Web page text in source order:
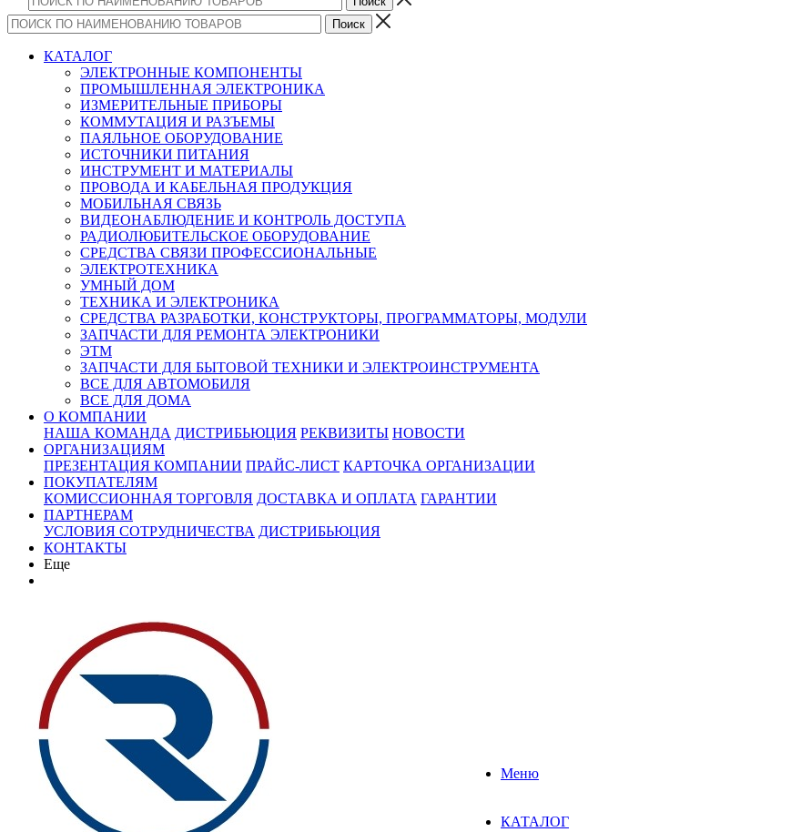
КАТАЛОГ
ЭЛЕКТРОННЫЕ КОМПОНЕНТЫ
ПРОМЫШЛЕННАЯ ЭЛЕКТРОНИКА
ИЗМЕРИТЕЛЬНЫЕ ПРИБОРЫ
КОММУТАЦИЯ И РАЗЪЕМЫ
ПАЯЛЬНОЕ ОБОРУДОВАНИЕ
ИСТОЧНИКИ ПИТАНИЯ
ИНСТРУМЕНТ И МАТЕРИАЛЫ
ПРОВОДА И КАБЕЛЬНАЯ ПРОДУКЦИЯ
МОБИЛЬНАЯ СВЯЗЬ
ВИДЕОНАБЛЮДЕНИЕ И КОНТРОЛЬ ДОСТУПА
РАДИОЛЮБИТЕЛЬСКОЕ ОБОРУДОВАНИЕ
СРЕДСТВА СВЯЗИ ПРОФЕССИОНАЛЬНЫЕ
ЭЛЕКТРОТЕХНИКА
УМНЫЙ ДОМ
ТЕХНИКА И ЭЛЕКТРОНИКА
СРЕДСТВА РАЗРАБОТКИ, КОНСТРУКТОРЫ, ПРОГРАММАТОРЫ, МОДУЛИ
ЗАПЧАСТИ ДЛЯ РЕМОНТА ЭЛЕКТРОНИКИ
ЭТМ
ЗАПЧАСТИ ДЛЯ БЫТОВОЙ ТЕХНИКИ И ЭЛЕКТРОИНСТРУМЕНТА
ВСЕ ДЛЯ АВТОМОБИЛЯ
ВСЕ ДЛЯ ДОМА
О КОМПАНИИ
НАША КОМАНДА ДИСТРИБЬЮЦИЯ РЕКВИЗИТЫ НОВОСТИ
ОРГАНИЗАЦИЯМ
ПРЕЗЕНТАЦИЯ КОМПАНИИ ПРАЙС-ЛИСТ КАРТОЧКА ОРГАНИЗАЦИИ
ПОКУПАТЕЛЯМ
КОМИССИОННАЯ ТОРГОВЛЯ ДОСТАВКА И ОПЛАТА ГАРАНТИИ
ПАРТНЕРАМ
УСЛОВИЯ СОТРУДНИЧЕСТВА ДИСТРИБЬЮЦИЯ
КОНТАКТЫ
Еще
Меню
КАТАЛОГ